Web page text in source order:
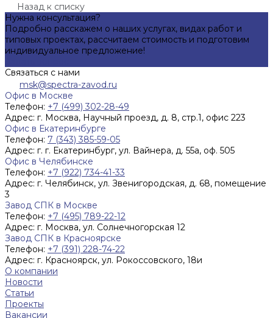
Назад к списку
Нужна консультация?
Подробно расскажем о наших услугах, видах работ и
типовых проектах, рассчитаем стоимость и подготовим
индивидуальное предложение!
Связаться с нами
msk@spectra-zavod.ru
Офис в Москве
Телефон: +7 (499) 302-28-49
Адрес: г. Москва, Научный проезд, д. 8, стр.1, офис 223
Офис в Екатеринбурге
Телефон: 7 (343) 385-59-05
Адрес: г. г. Екатеринбург, ул. Вайнера, д. 55а, оф. 505
Офис в Челябинске
Телефон: +7 (922) 734-41-33
Адрес: г. Челябинск, ул. Звенигородская, д. 68, помещение
3
Завод СПК в Москве
Телефон: +7 (495) 789-22-12
Адрес: г. Москва, ул. Солнечногорская 12
Завод СПК в Красноярске
Телефон: +7 (391) 228-74-22
Адрес: г. Красноярск, ул. Рокоссовского, 18и
О компании
Новости
Статьи
Проекты
Вакансии